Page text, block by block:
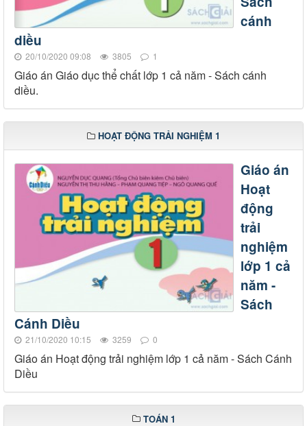
cánh
diều
20/10/2020 09:08 3805 1
Giáo án Giáo dục thể chất lớp 1 cả năm - Sách cánh
diều.
HOẠT ĐỘNG TRẢI NGHIỆM 1
Giáo án
Hoạt
động
trải
nghiệm
lớp 1 cả
năm -
Sách
Cánh Diều
21/10/2020 10:15 3259 0
Giáo án Hoạt động trải nghiệm lớp 1 cả năm - Sách Cánh
Diều
TOÁN 1